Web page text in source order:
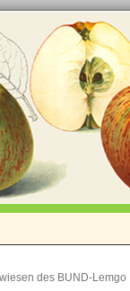
des BUND-Lemgo